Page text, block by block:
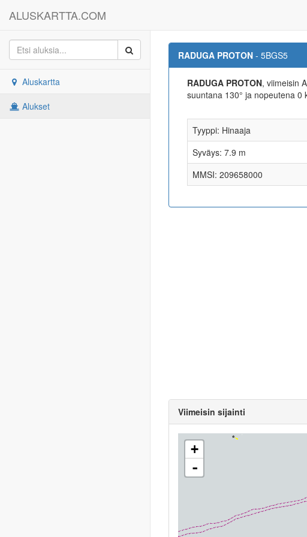
ALUSKARTTA.COM
Aluskartta
Alukset
RADUGA PROTON - 5BGS5
RADUGA PROTON, viimeisin
suuntana 130° ja nopeutena 0
Tyyppi: Hinaaja
Syväys: 7.9 m
MMSI: 209658000
Viimeisin sijainti
+
-